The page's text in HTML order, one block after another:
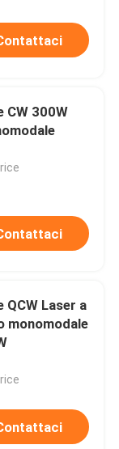
CW 300W
QCW Laser a
monomodale